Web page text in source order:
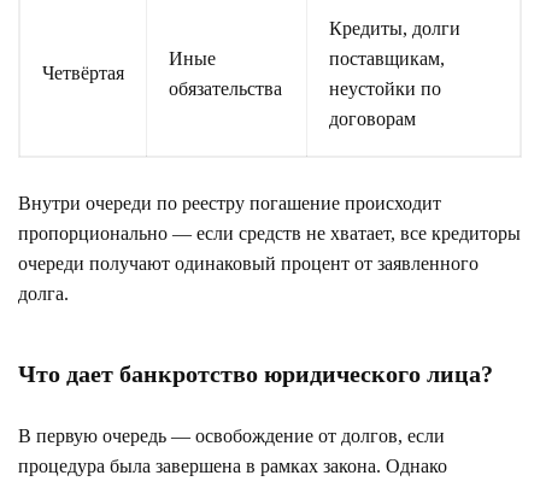
Четвёртая
Иные
обязательства
Кредиты, долги
поставщикам,
неустойки по
договорам
Внутри очереди по реестру погашение происходит
пропорционально — если средств не хватает, все кредиторы
очереди получают одинаковый процент от заявленного
долга.
Что дает банкротство юридического лица?
В первую очередь — освобождение от долгов, если
процедура была завершена в рамках закона. Однако